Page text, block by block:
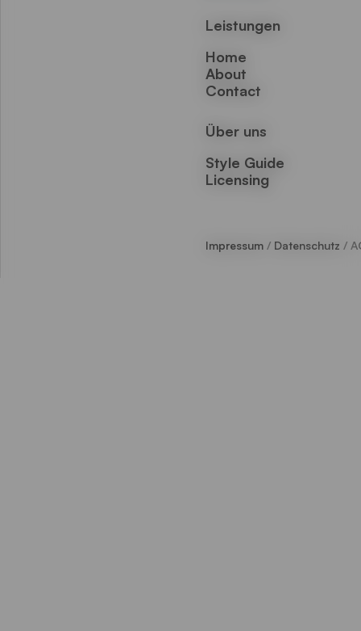
Leistungen
Home
About
Contact
Über uns
Style Guide
Licensing
Impressum / Datenschutz /